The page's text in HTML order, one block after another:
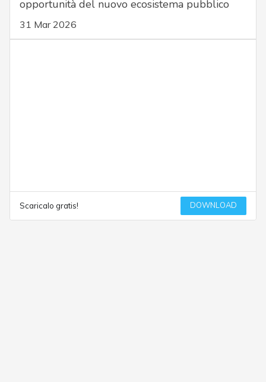
opportunità del nuovo ecosistema pubblico
31 Mar 2026
Scaricalo gratis! DOWNLOAD